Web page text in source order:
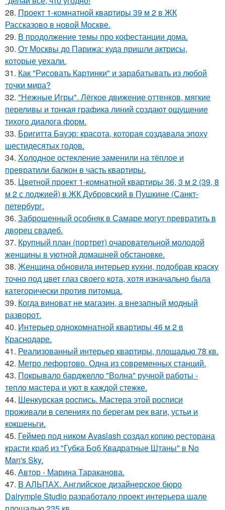
28. Проект 1-комнатной квартиры 39 м 2 в ЖК
Рассказово в новой Москве.
29. В продолжение темы про кофестанции дома.
30. От Москвы до Парижа: куда пришли актрисы,
которые уехали.
31. Как "Рисовать Картинки" и зарабатывать из любой
точки мира?
32. "Нежные Игры". Лёгкое движение оттенков, мягкие
переливы и тонкая графика линий создают ощущение
тихого диалога форм.
33. Бригитта Бауэр: красота, которая создавала эпоху
шестидесятых годов.
34. Холодное остекление заменили на тёплое и
превратили балкон в часть квартиры.
35. Цветной проект 1-комнатной квартиры 36, 3 м 2 (39, 8
м 2 с лоджией) в ЖК Дубровский в Пушкине (Санкт-
петербург.
36. Заброшенный особняк в Самаре могут превратить в
дворец свадеб.
37. Крупный план (портрет) очаровательной молодой
женщины в уютной домашней обстановке.
38. Женщина обновила интерьер кухни, подобрав краску
точно под цвет глаз своего кота, хотя изначально была
категорически против питомца.
39. Когда виноват не магазин, а внезапный модный
разворот.
40. Интерьер однокомнатной квартиры 46 м 2 в
Краснодаре.
41. Реализованный интерьер квартиры, площадью 78 кв.
42. Метро лефортово. Одна из современных станций.
43. Покрывало барджелло "Волна" ручной работы -
тепло мастера и уют в каждой стежке.
44. Шенкурская роспись. Мастера этой росписи
проживали в селениях по берегам рек ваги, устьи и
кокшеньги.
45. Геймер под ником Avaslash создал копию ресторана
красти краб из "Губка Боб Квадратные Штаны" в No
Man's Sky.
46. Автор - Марина Тараканова.
47. В АЛЬПАХ. Английское дизайнерское бюро
Dalrymple Studio разработало проект интерьера шале